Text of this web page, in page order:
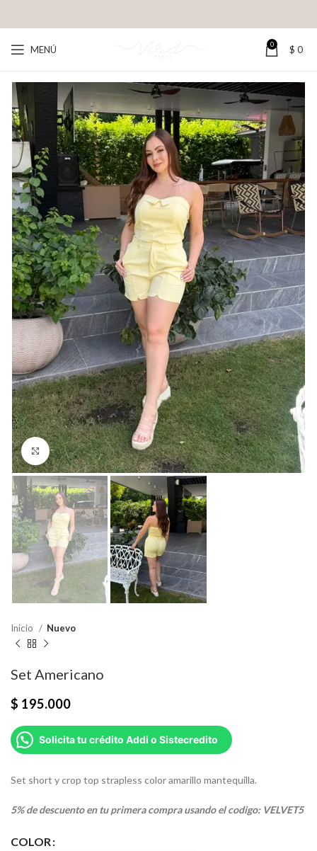
MENÚ 0 $ 0
Click para agrandar
Inicio Nuevo
Set Americano
$ 195.000
Solicita tu crédito Addi o Sistecredito
Set short y crop top strapless color amarillo mantequilla.
5% de descuento en tu primera compra usando el codigo: VELVET5
COLOR